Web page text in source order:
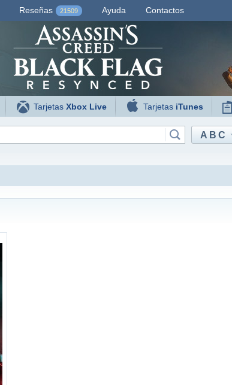
Reseñas 21509 Ayuda Contactos
TarjetasXbox Live Tarjetas iTunes
ABC